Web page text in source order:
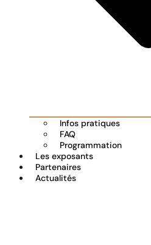
Infos pratiques
FAQ
Programmation
Les exposants
Partenaires
Actualités